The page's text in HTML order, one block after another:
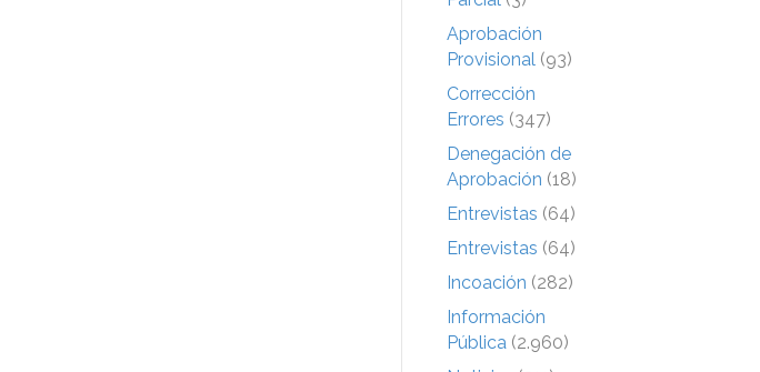
Aprobación
Provisional (93)
Corrección
Errores (347)
Denegación de
Aprobación (18)
Entrevistas (64)
Entrevistas (64)
Incoación (282)
Información
Pública (2.960)